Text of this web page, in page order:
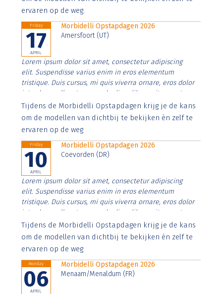
ervaren op de weg.
Friday
17
APRIL
Morbidelli Opstapdagen 2026
Amersfoort (UT)
Lorem ipsum dolor sit amet, consectetur adipiscing
elit. Suspendisse varius enim in eros elementum
tristique. Duis cursus, mi quis viverra ornare, eros dolor
interdum nulla, ut commodo diam libero vitae erat.
Aenean faucibus nibh et justo cursus id rutrum lorem
imperdiet. Nunc ut sem vitae risus tristique posuere.
Tijdens de Morbidelli Opstapdagen krijg je de kans
om de modellen van dichtbij te bekijken én zelf te
ervaren op de weg
Friday
10
APRIL
Morbidelli Opstapdagen 2026
Coevorden (DR)
Lorem ipsum dolor sit amet, consectetur adipiscing
elit. Suspendisse varius enim in eros elementum
tristique. Duis cursus, mi quis viverra ornare, eros dolor
interdum nulla, ut commodo diam libero vitae erat.
Aenean faucibus nibh et justo cursus id rutrum lorem
imperdiet. Nunc ut sem vitae risus tristique posuere.
Tijdens de Morbidelli Opstapdagen krijg je de kans
om de modellen van dichtbij te bekijken én zelf te
ervaren op de weg
Monday
06
APRIL
Morbidelli Opstapdagen 2026
Menaam/Menaldum (FR)